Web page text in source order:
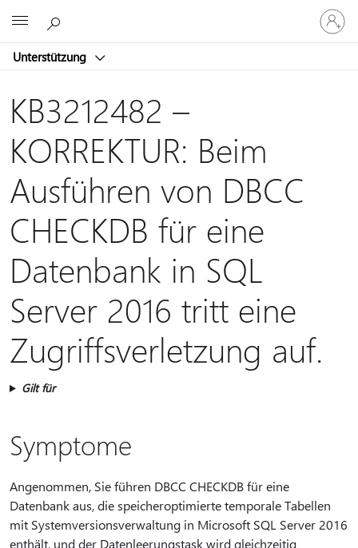
Unterstützung
Bei
Ihrem
Konto
KB3212482 –
KORREKTUR: Beim
Ausführen von DBCC
CHECKDB für eine
Datenbank in SQL
Server 2016 tritt eine
Zugriffsverletzung auf.
Gilt für
Symptome
Angenommen, Sie führen DBCC CHECKDB für eine
Datenbank aus, die speicheroptimierte temporale Tabellen
mit Systemversionsverwaltung in Microsoft SQL Server 2016
enthält, und der Datenleerungstask wird gleichzeitig